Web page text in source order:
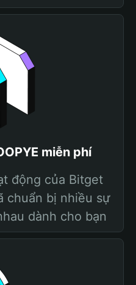
miễn phí
động của Bitget
chuẩn bị nhiều sự
dành cho bạn